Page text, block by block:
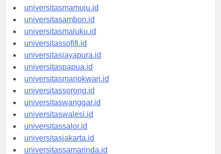
universitasgorontalo.id
universitasmamuju.id
universitasambon.id
universitasmaluku.id
universitassofifi.id
universitasjayapura.id
universitaspapua.id
universitasmanokwari.id
universitassorong.id
universitaswanggar.id
universitaswalesi.id
universitassalor.id
universitasjakarta.id